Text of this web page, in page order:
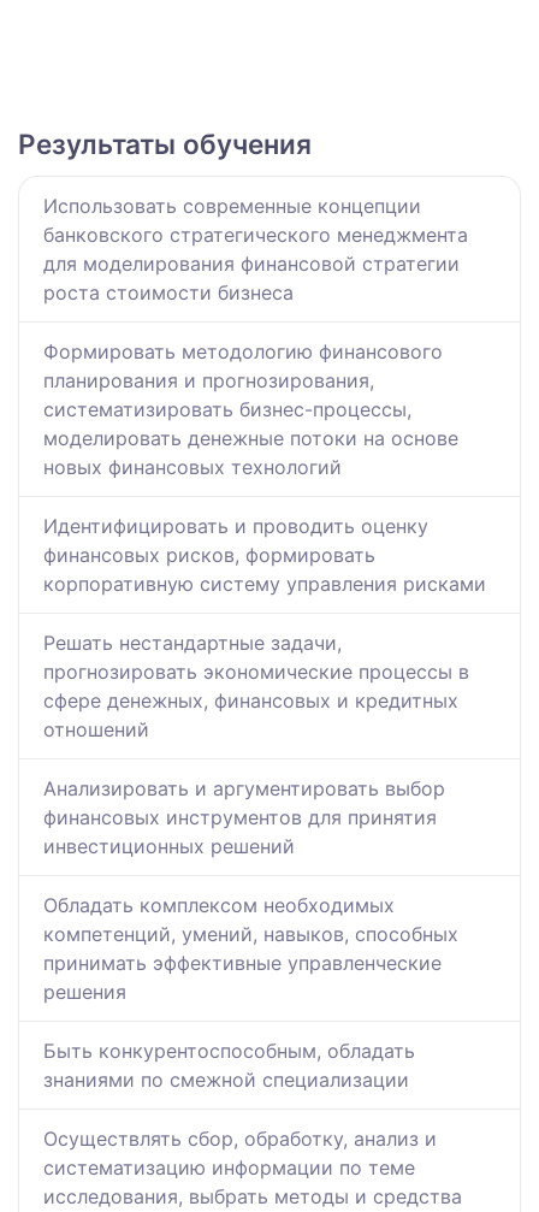
Результаты обучения
Использовать современные концепции
банковского стратегического менеджмента
для моделирования финансовой стратегии
роста стоимости бизнеса
Формировать методологию финансового
планирования и прогнозирования,
систематизировать бизнес-процессы,
моделировать денежные потоки на основе
новых финансовых технологий
Идентифицировать и проводить оценку
финансовых рисков, формировать
корпоративную систему управления рисками
Решать нестандартные задачи,
прогнозировать экономические процессы в
сфере денежных, финансовых и кредитных
отношений
Анализировать и аргументировать выбор
финансовых инструментов для принятия
инвестиционных решений
Обладать комплексом необходимых
компетенций, умений, навыков, способных
принимать эффективные управленческие
решения
Быть конкурентоспособным, обладать
знаниями по смежной специализации
Осуществлять сбор, обработку, анализ и
систематизацию информации по теме
исследования, выбрать методы и средства